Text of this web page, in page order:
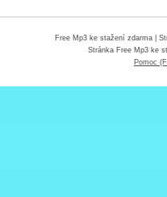
Free Mp3 ke stažení zdarma|
Stránka Free Mp3 ke
Pomoc